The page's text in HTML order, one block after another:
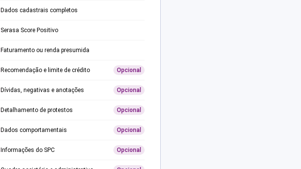
Dados cadastrais completos
Serasa Score Positivo
Faturamento ou renda presumida
Recomendação e limite de crédito Opcional
Dívidas, negativas e anotações Opcional
Detalhamento de protestos Opcional
Dados comportamentais Opcional
Informações do SPC Opcional